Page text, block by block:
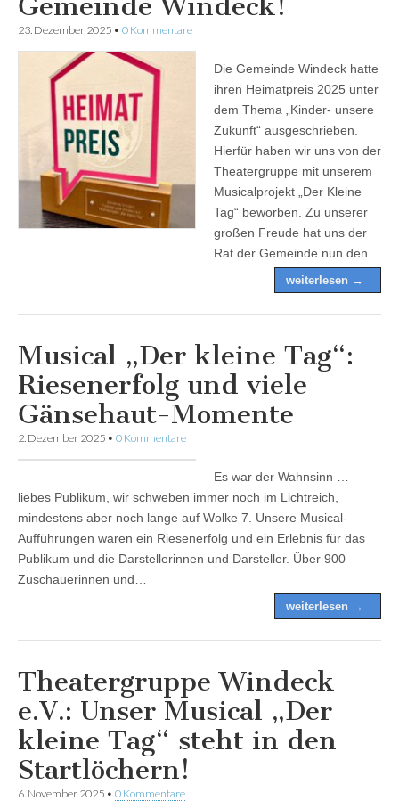
23. Dezember 2025 • 0 Kommentare
Die Gemeinde Windeck hatte
ihren Heimatpreis 2025 unter
dem Thema „Kinder- unsere
Zukunft“ ausgeschrieben.
Hierfür haben wir uns von der
Theatergruppe mit unserem
Musicalprojekt „Der Kleine
Tag“ beworben. Zu unserer
großen Freude hat uns der
Rat der Gemeinde nun den…
weiterlesen →
Musical „Der kleine Tag“:
Riesenerfolg und viele
Gänsehaut-Momente
2. Dezember 2025 • 0 Kommentare
Es war der Wahnsinn …
liebes Publikum, wir schweben immer noch im Lichtreich,
mindestens aber noch lange auf Wolke 7. Unsere Musical-
Aufführungen waren ein Riesenerfolg und ein Erlebnis für das
Publikum und die Darstellerinnen und Darsteller. Über 900
Zuschauerinnen und…
weiterlesen →
Theatergruppe Windeck
e.V.: Unser Musical „Der
kleine Tag“ steht in den
Startlöchern!
6. November 2025 • 0 Kommentare